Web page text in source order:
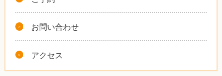
お問い合わせ
アクセス